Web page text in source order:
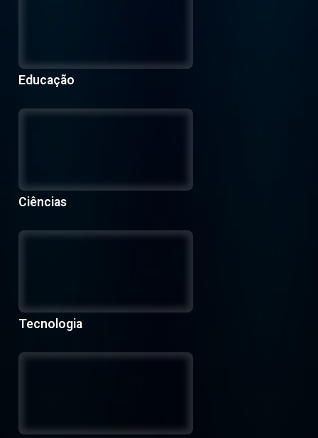
Educação
Ciências
Tecnologia